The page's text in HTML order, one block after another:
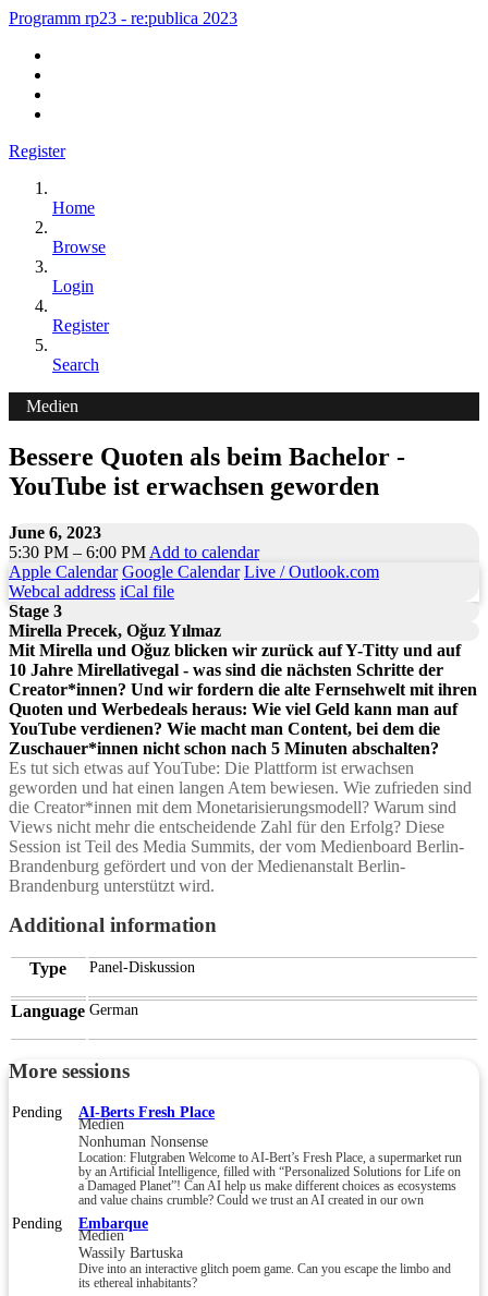
Programm rp23 - re:publica 2023
Register
Home
Browse
Login
Register
Search
Medien
Bessere Quoten als beim Bachelor -
YouTube ist erwachsen geworden
June 6, 2023
5:30 PM – 6:00 PM Add to calendar
Apple Calendar Google Calendar Live / Outlook.com
Webcal address iCal file
Stage 3
Mirella Precek, Oğuz Yılmaz
Mit Mirella und Oğuz blicken wir zurück auf Y-Titty und auf
10 Jahre Mirellativegal - was sind die nächsten Schritte der
Creator*innen? Und wir fordern die alte Fernsehwelt mit ihren
Quoten und Werbedeals heraus: Wie viel Geld kann man auf
YouTube verdienen? Wie macht man Content, bei dem die
Zuschauer*innen nicht schon nach 5 Minuten abschalten?
Es tut sich etwas auf YouTube: Die Plattform ist erwachsen
geworden und hat einen langen Atem bewiesen. Wie zufrieden sind
die Creator*innen mit dem Monetarisierungsmodell? Warum sind
Views nicht mehr die entscheidende Zahl für den Erfolg? Diese
Session ist Teil des Media Summits, der vom Medienboard Berlin-
Brandenburg gefördert und von der Medienanstalt Berlin-
Brandenburg unterstützt wird.
Additional information
Type Panel-Diskussion
Language German
More sessions
Pending AI-Berts Fresh Place
Medien
Nonhuman Nonsense
Location: Flutgraben Welcome to AI-Bert’s Fresh Place, a supermarket run
by an Artificial Intelligence, filled with “Personalized Solutions for Life on
a Damaged Planet”! Can AI help us make different choices as ecosystems
and value chains crumble? Could we trust an AI created in our own
Pending Embarque
Medien
Wassily Bartuska
Dive into an interactive glitch poem game. Can you escape the limbo and
its ethereal inhabitants?